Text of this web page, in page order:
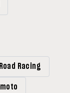
Road Racing